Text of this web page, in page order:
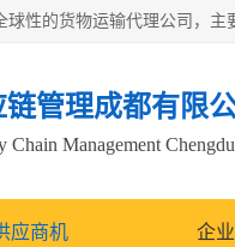
管理成都有限
Chain Management
应商机 企